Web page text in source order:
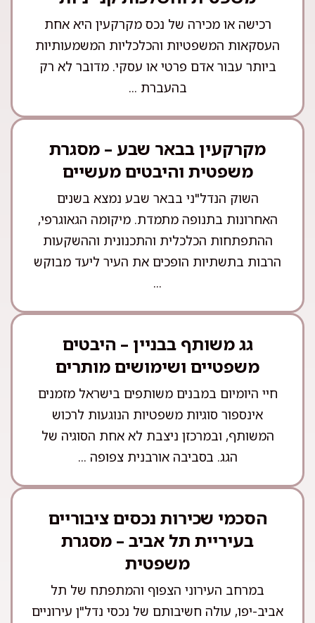
רכישה או מכירה של נכס מקרקעין היא אחת
העסקאות המשפטיות והכלכליות המשמעותיות
ביותר עבור אדם פרטי או עסקי. מדובר לא רק
בהעברת ...
מקרקעין בבאר שבע – מסגרת
משפטית והיבטים מעשיים
השוק הנדל"ני בבאר שבע נמצא בשנים
האחרונות בתנופה מתמדת. מיקומה הגאוגרפי,
ההתפתחות הכלכלית והתכנונית וההשקעות
הרבות בתשתיות הופכים את העיר ליעד מבוקש
...
גג משותף בבניין – היבטים
משפטיים ושימושים מותרים
חיי היומיום במבנים משותפים בישראל מזמנים
אינספור סוגיות משפטיות הנוגעות לרכוש
המשותף, ובמרכזן ניצבת לא אחת הסוגיה של
הגג. בסביבה אורבנית צפופה ...
הסכמי שכירות נכסים ציבוריים
בעיריית תל אביב – מסגרת
משפטית
במרחב העירוני הצפוף והמתפתח של תל
אביב-יפו, עולה חשיבותם של נכסי נדל"ן עירוניים